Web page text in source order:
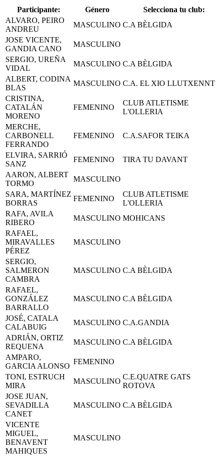
Participante: Género
Selecciona tu club:
ALVARO, PEIRO
ANDREU
MASCULINO C.A BÈLGIDA
JOSE VICENTE,
GANDIA CANO
MASCULINO
SERGIO, UREÑA
VIDAL
MASCULINO C.A BÈLGIDA
ALBERT, CODINA
BLAS
MASCULINO C.A. EL XIO LLUTXENNT
CRISTINA,
CATALÁN
MORENO
FEMENINO
CLUB ATLETISME
L'OLLERIA
MERCHE,
CARBONELL
FERRANDO
FEMENINO C.A.SAFOR TEIKA
ELVIRA, SARRIÓ
SANZ
FEMENINO
TIRA TU DAVANT
AARON, ALBERT
TORMO
MASCULINO
SARA, MARTÍNEZ
BORRAS
FEMENINO
CLUB ATLETISME
L'OLLERIA
RAFA, AVILA
RIBERO
MASCULINO MOHICANS
RAFAEL,
MIRAVALLES
PÉREZ
MASCULINO
SERGIO,
SALMERON
CAMBRA
MASCULINO C.A BÈLGIDA
RAFAEL,
GONZÁLEZ
BARRALLO
MASCULINO C.A BÈLGIDA
JOSÉ, CATALA
CALABUIG
MASCULINO C.A.GANDIA
ADRIÁN, ORTIZ
REQUENA
MASCULINO C.A BÈLGIDA
AMPARO,
GARCIA ALONSO
FEMENINO
TONI, ESTRUCH
MIRA
MASCULINO
C.E.QUATRE GATS
ROTOVA
JOSE JUAN,
SEVADILLA
CANET
MASCULINO C.A BÈLGIDA
VICENTE
MIGUEL,
BENAVENT
MAHIQUES
MASCULINO